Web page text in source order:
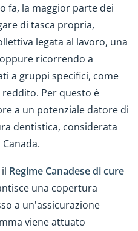
fa, la maggior parte dei
di tasca propria,
legata al lavoro, una
ricorrendo a
a gruppi specifici, come
Per questo è
a un potenziale datore di
dentistica, considerata
Regime Canadese di cure
una copertura
a un'assicurazione
viene attuato